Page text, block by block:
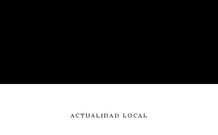
ACTUALIDAD LOCAL